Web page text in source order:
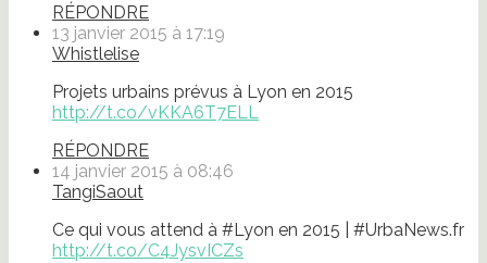
RÉPONDRE
13 janvier 2015 à 17:19
Whistlelise
Projets urbains prévus à Lyon en 2015
http://t.co/vKKA6T7ELL
RÉPONDRE
14 janvier 2015 à 08:46
TangiSaout
Ce qui vous attend à #Lyon en 2015 | #UrbaNews.fr
http://t.co/C4JysvICZs